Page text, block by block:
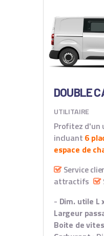
DOUBLE
UTILITAIRE
Profitez d'un
incluant 6
espace de
Service
attractifs
- Dim. utile L
Largeur
Boite de